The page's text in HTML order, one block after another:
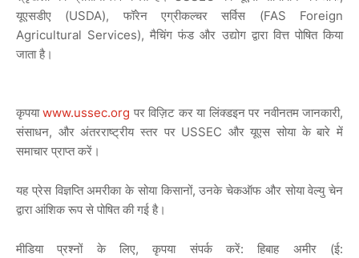
यूएसडीए (USDA), फॉरेन एग्रीकल्चर सर्विस (FAS Foreign
Agricultural Services), मैचिंग फंड और उद्योग द्वारा वित्त पोषित किया
जाता है।
कृपयाwww.ussec.org पर विज़िट कर या लिंक्डइन पर नवीनतम जानकारी,
संसाधन, और अंतरराष्ट्रीय स्तर पर USSEC और यूएस सोया के बारे में
समाचार प्राप्त करें।
यह प्रेस विज्ञप्ति अमरीका के सोया किसानों, उनके चेकऑफ और सोया वेल्यु चेन
द्वारा आंशिक रूप से पोषित की गई है।
मीडिया प्रश्नों के लिए, कृपया संपर्क करें: हिबाह अमीर (ई: